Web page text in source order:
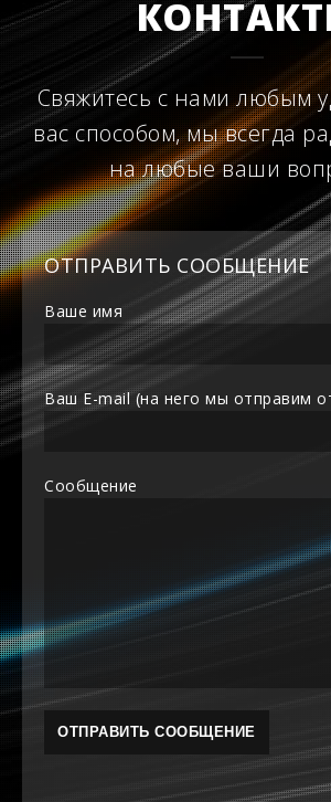
Свяжитесь с нами любым
вас способом, мы всегда
на любые ваши
ОТПРАВИТЬ СООБЩЕНИЕ
Ваше имя
Ваш E-mail (на него мы отправим
Сообщение